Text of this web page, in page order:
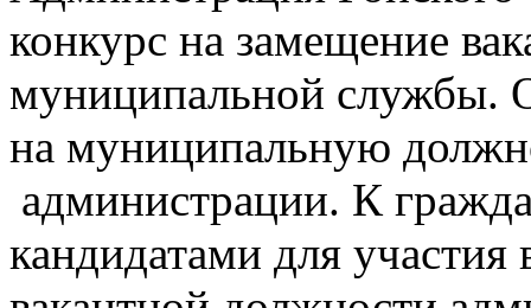
конкурс на замещение
муниципальной службы.
на муниципальную
администрации. К
кандидатами для